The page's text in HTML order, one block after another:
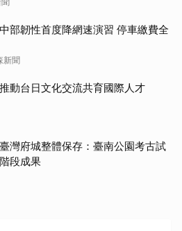
部韌性首度降網速演習 停車繳費全
新聞
動台日文化交流共育國際人才
灣府城整體保存：臺南公園考古試
段成果